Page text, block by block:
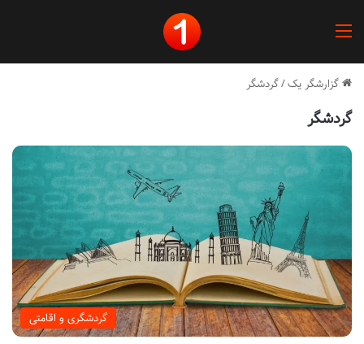
گزارشگر یک/گردشگر
گردشگر
گردشگری و اقامتی